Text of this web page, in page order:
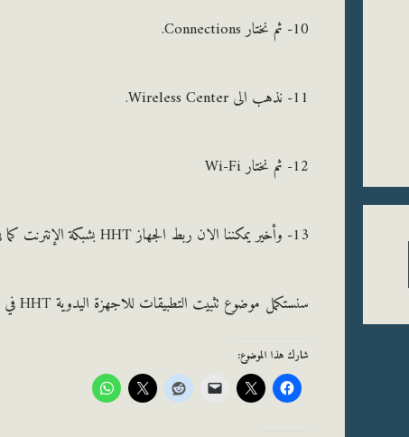
10- ثم نختار Connections.
11- نذهب الى Wireless Center.
12- ثم نختار Wi-Fi
13- وأخير يمكننا الان ربط الجهاز HHT بشبكة الإنترنت كما في الصورة ستظهر قائمة الشبكات المتوفرة منها تختار الشبكة الخاصة بك.
سنستكمل موضوع تثبيت التطبيقات للاجهزة اليدوية HHT في التدوينة القادمة ان شاء الله.
شارك هذا الموضوع: